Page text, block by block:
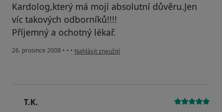
Kardolog,který má mojí absolutní důvěru.Jen
víc takových odborníků!!!!
Příjemný a ochotný lékař.
26. prosince 2008 • • • podle názoru uživatele Písařík
Nahlásit zneužití
T.K.